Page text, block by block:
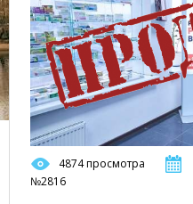
4874 просмотра
№2816